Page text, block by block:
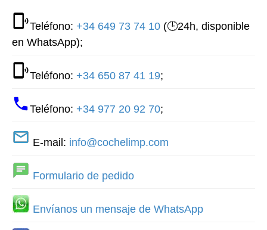
Teléfono: +34 649 73 74 10 (🕒24h, disponible
en WhatsApp);
Teléfono: +34 650 87 41 19;
Teléfono: +34 977 20 92 70;
E-mail: info@cochelimp.com
Formulario de pedido
Envíanos un mensaje de WhatsApp